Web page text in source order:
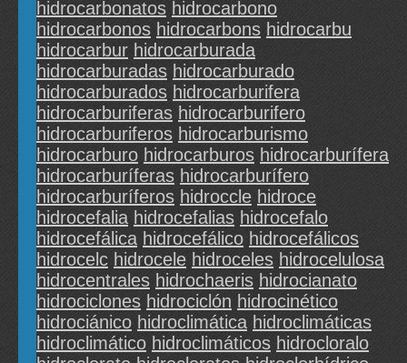
hidrocarbonatos hidrocarbono
hidrocarbonos hidrocarbons hidrocarbu
hidrocarbur hidrocarburada
hidrocarburadas hidrocarburado
hidrocarburados hidrocarburifera
hidrocarburiferas hidrocarburifero
hidrocarburiferos hidrocarburismo
hidrocarburo hidrocarburos hidrocarburífera
hidrocarburíferas hidrocarburífero
hidrocarburíferos hidroccle hidroce
hidrocefalia hidrocefalias hidrocefalo
hidrocefálica hidrocefálico hidrocefálicos
hidrocelc hidrocele hidroceles hidrocelulosa
hidrocentrales hidrochaeris hidrocianato
hidrociclones hidrociclón hidrocinético
hidrociánico hidroclimática hidroclimáticas
hidroclimático hidroclimáticos hidrocloralo